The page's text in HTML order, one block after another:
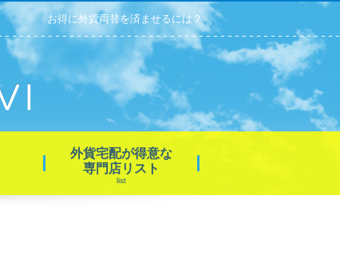
お得に外貨両替を済ませるには？
外貨宅配が得意な
専門店リスト
list